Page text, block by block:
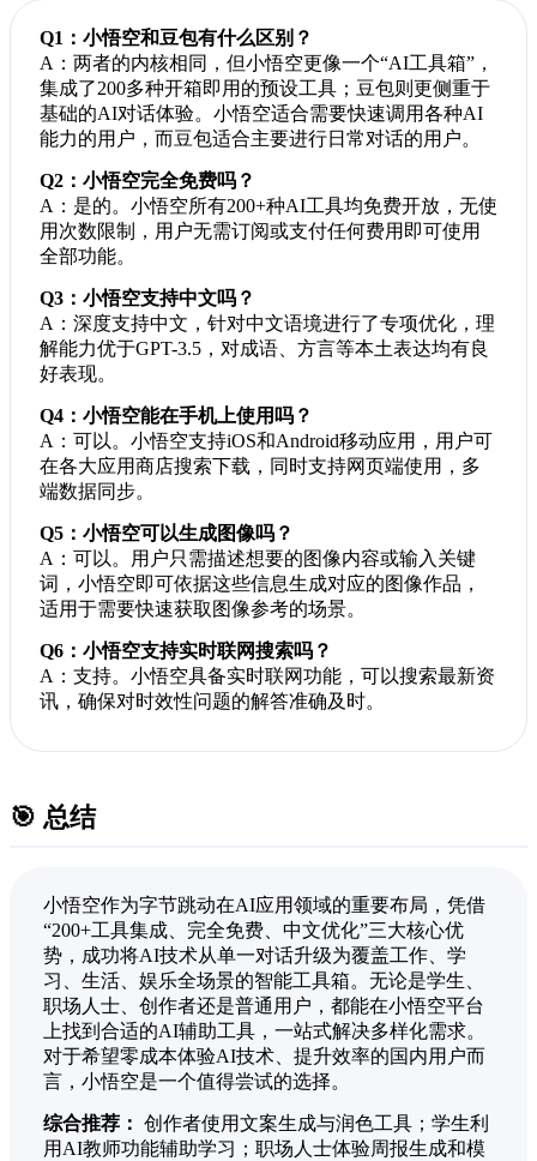
Q1：小悟空和豆包有什么区别？
A：两者的内核相同，但小悟空更像一个“AI工具箱”，
集成了200多种开箱即用的预设工具；豆包则更侧重于
基础的AI对话体验。小悟空适合需要快速调用各种AI
能力的用户，而豆包适合主要进行日常对话的用户。
Q2：小悟空完全免费吗？
A：是的。小悟空所有200+种AI工具均免费开放，无使
用次数限制，用户无需订阅或支付任何费用即可使用
全部功能。
Q3：小悟空支持中文吗？
A：深度支持中文，针对中文语境进行了专项优化，理
解能力优于GPT-3.5，对成语、方言等本土表达均有良
好表现。
Q4：小悟空能在手机上使用吗？
A：可以。小悟空支持iOS和Android移动应用，用户可
在各大应用商店搜索下载，同时支持网页端使用，多
端数据同步。
Q5：小悟空可以生成图像吗？
A：可以。用户只需描述想要的图像内容或输入关键
词，小悟空即可依据这些信息生成对应的图像作品，
适用于需要快速获取图像参考的场景。
Q6：小悟空支持实时联网搜索吗？
A：支持。小悟空具备实时联网功能，可以搜索最新资
讯，确保对时效性问题的解答准确及时。
🎯 总结
小悟空作为字节跳动在AI应用领域的重要布局，凭借
“200+工具集成、完全免费、中文优化”三大核心优
势，成功将AI技术从单一对话升级为覆盖工作、学
习、生活、娱乐全场景的智能工具箱。无论是学生、
职场人士、创作者还是普通用户，都能在小悟空平台
上找到合适的AI辅助工具，一站式解决多样化需求。
对于希望零成本体验AI技术、提升效率的国内用户而
言，小悟空是一个值得尝试的选择。
综合推荐： 创作者使用文案生成与润色工具；学生利
用AI教师功能辅助学习；职场人士体验周报生成和模